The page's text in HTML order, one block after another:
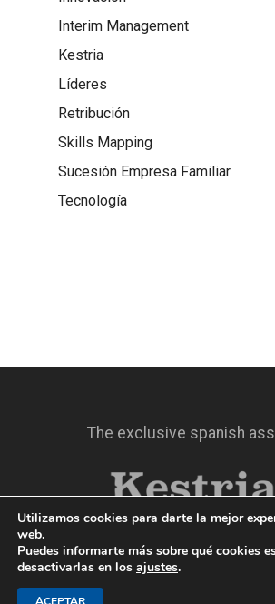
Interim Management
Kestria
Líderes
Retribución
Skills Mapping
Sucesión Empresa Familiar
Tecnología
The exclusive spanish
Utilizamos cookies para darte la mejor
web.
Puedes informarte más sobre qué cookies
desactivarlas en los ajustes.